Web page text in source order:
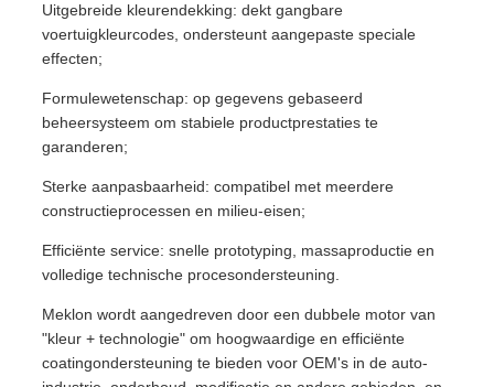
Uitgebreide kleurendekking: dekt gangbare
voertuigkleurcodes, ondersteunt aangepaste speciale
effecten;
Formulewetenschap: op gegevens gebaseerd
beheersysteem om stabiele productprestaties te
garanderen;
Sterke aanpasbaarheid: compatibel met meerdere
constructieprocessen en milieu-eisen;
Efficiënte service: snelle prototyping, massaproductie en
volledige technische procesondersteuning.
Meklon wordt aangedreven door een dubbele motor van
"kleur + technologie" om hoogwaardige en efficiënte
coatingondersteuning te bieden voor OEM's in de auto-